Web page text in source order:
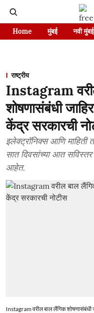
Home मुंबई नवी मुंबई
राष्ट्रीय
Instagram
शोषणासंबंधी
केंद्र सरकारची
इलेक्ट्रॉनिक्स आणि माहिती
सात दिवसांच्या आत
आहेत.
Instagram वरील बाल लैंगिक शोषणासंबंधी